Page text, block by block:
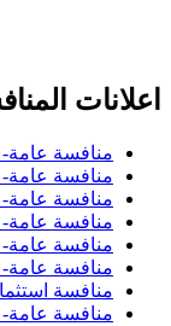
اعلانات
منافسة عامة-
منافسة عامة-
منافسة عامة-
منافسة عامة- تشغيل
منافسة عامة-
منافسة
منافسة استثمارية- 4 منافسات بمدينة الرياض-
منافسة عامة-